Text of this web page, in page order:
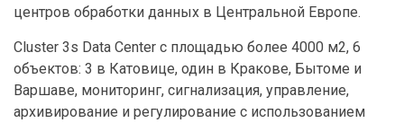
центров обработки данных в Центральной Европе.
Cluster 3s Data Center с площадью более 4000 м2, 6
объектов: 3 в Катовице, один в Кракове, Бытоме и
Варшаве, мониторинг, сигнализация, управление,
архивирование и регулирование с использованием